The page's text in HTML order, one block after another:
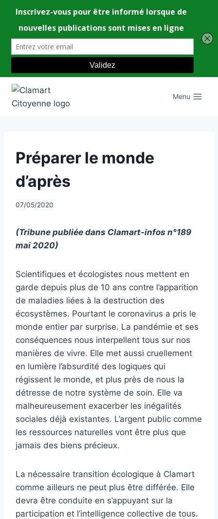
Aller
contenu
Menu
UNCATEGORIZED
Préparer le monde
d’après
Par
07/05/2020
(Tribune publiée dans Clamart-infos n°189
mai 2020)
Scientifiques et écologistes nous mettent en
garde depuis plus de 10 ans contre l’apparition
de maladies liées à la destruction des
écosystèmes. Pourtant le coronavirus a pris le
monde entier par surprise. La pandémie et ses
conséquences nous interpellent tous sur nos
manières de vivre. Elle met aussi cruellement
en lumière l’absurdité des logiques qui
régissent le monde, et plus près de nous la
détresse de notre système de soin. Elle va
malheureusement exacerber les inégalités
sociales déjà existantes. L’argent public comme
les ressources naturelles vont être plus que
jamais des biens précieux.
La nécessaire transition écologique à Clamart
comme ailleurs ne peut plus être différée. Elle
devra être conduite en s’appuyant sur la
participation et l’intelligence collective de tous.